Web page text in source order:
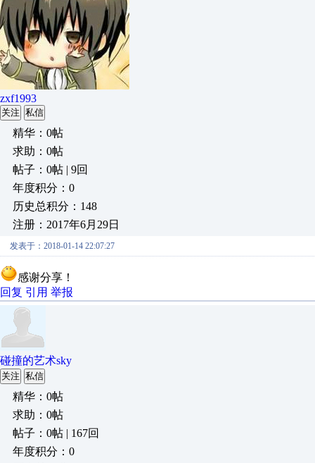
zxf1993
关注 私信
精华：0帖
求助：0帖
帖子：0帖 | 9回
年度积分：0
历史总积分：148
注册：2017年6月29日
发表于：2018-01-14 22:07:27
感谢分享！
回复 引用 举报
碰撞的艺术sky
关注 私信
精华：0帖
求助：0帖
帖子：0帖 | 167回
年度积分：0